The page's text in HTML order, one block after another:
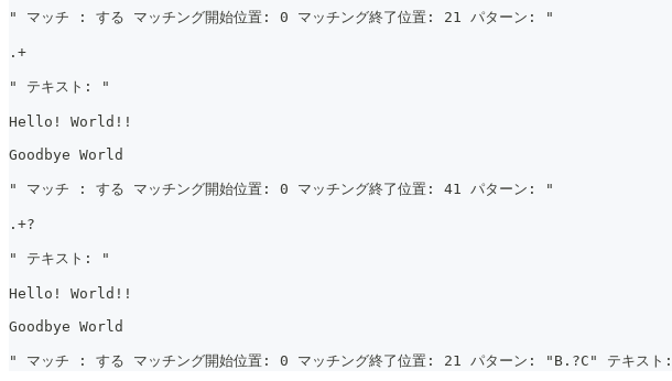
" マッチ : する マッチング開始位置: 0 マッチング終了位置: 21 パターン: "
.+
" テキスト: "
Hello! World!!
Goodbye World
" マッチ : する マッチング開始位置: 0 マッチング終了位置: 41 パターン: "
.+?
" テキスト: "
Hello! World!!
Goodbye World
" マッチ : する マッチング開始位置: 0 マッチング終了位置: 21 パターン: "B.?C" テキス